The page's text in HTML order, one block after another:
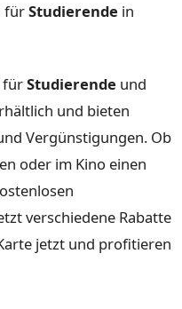
fürStudierende in
fürStudierende und
und bieten
Vergünstigungen. Ob
oder im Kino einen
verschiedene Rabatte
jetzt und profitieren